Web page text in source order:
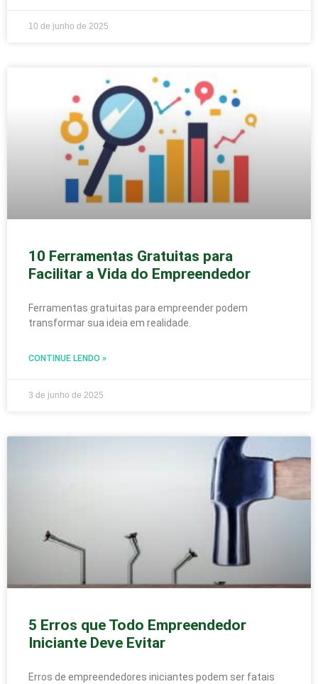
10 de junho de 2025
10 Ferramentas Gratuitas para
Facilitar a Vida do Empreendedor
Ferramentas gratuitas para empreender podem
transformar sua ideia em realidade.
CONTINUE LENDO »
3 de junho de 2025
5 Erros que Todo Empreendedor
Iniciante Deve Evitar
Erros de empreendedores iniciantes podem ser fatais